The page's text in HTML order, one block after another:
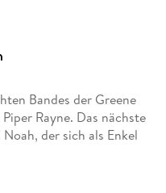
Bandes der Greene
Rayne. Das nächste
der sich als Enkel